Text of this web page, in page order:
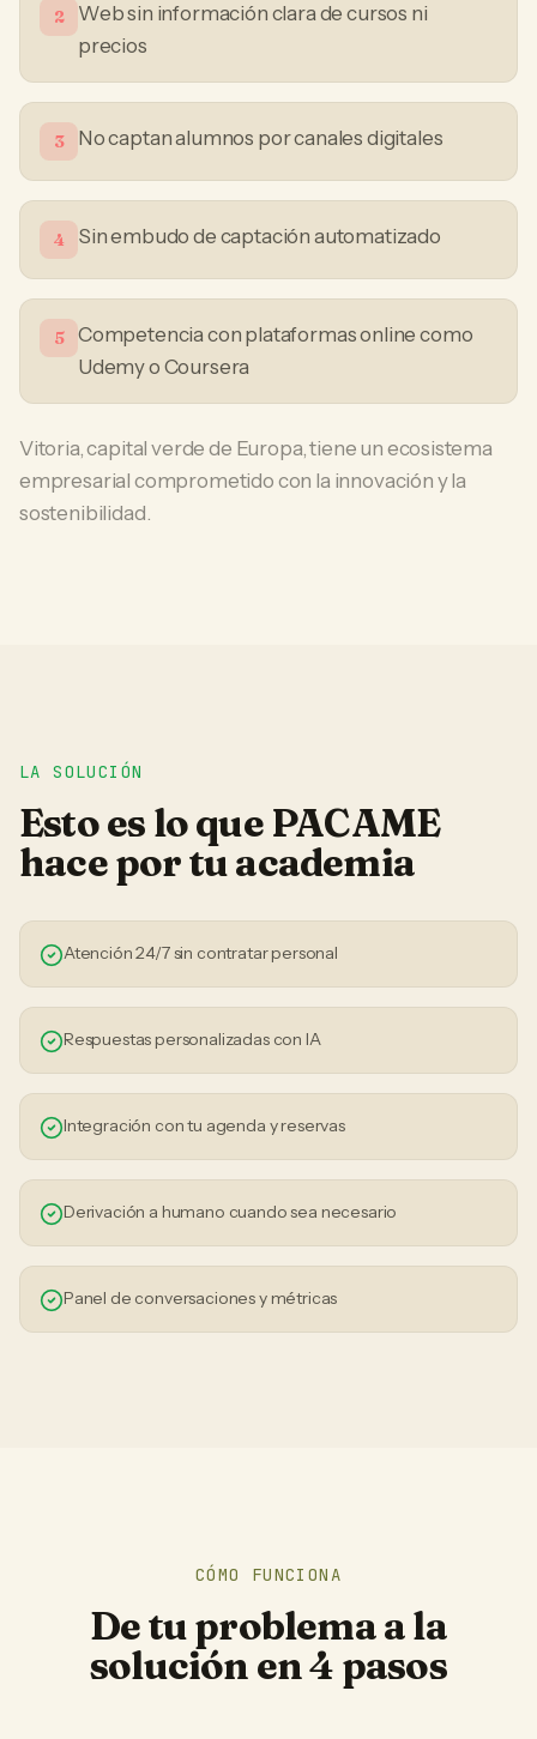
2
Web sin información clara de cursos ni
precios
3 No captan alumnos por canales digitales
4 Sin embudo de captación automatizado
5
Competencia con plataformas online como
Udemy o Coursera
Vitoria, capital verde de Europa, tiene un ecosistema
empresarial comprometido con la innovación y la
sostenibilidad.
LA SOLUCIÓN
Esto es lo que PACAME
hace por tuacademia
Atención 24/7 sin contratar personal
Respuestas personalizadas con IA
Integración con tu agenda y reservas
Derivación a humano cuando sea necesario
Panel de conversaciones y métricas
CÓMO FUNCIONA
De tu problema a la
solución en 4 pasos